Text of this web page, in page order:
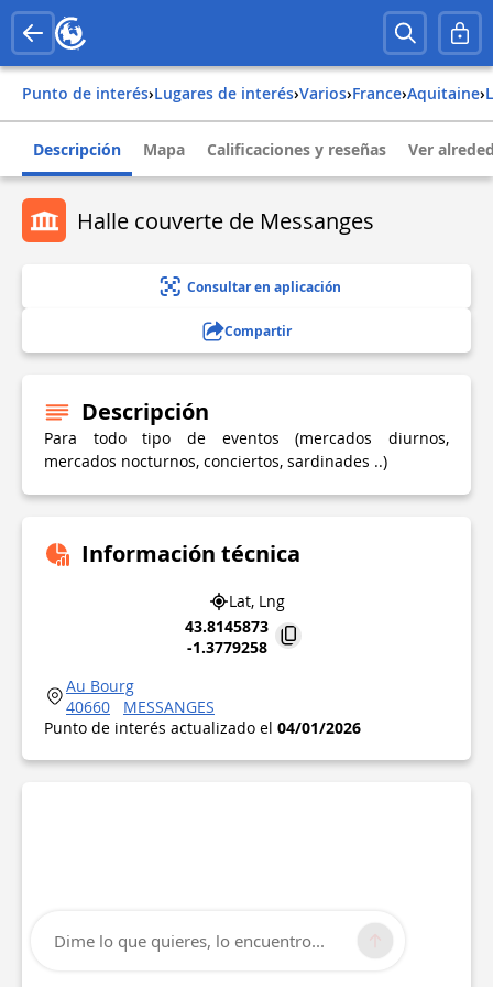
Punto de interés› Lugares de interés› Varios› france› aquitaine›
Descripción Mapa Calificaciones y reseñas Ver
Halle couverte de Messanges
Consultar en aplicación
Compartir
Descripción
Para todo tipo de eventos (mercados diurnos,
mercados nocturnos, conciertos, sardinades ..)
Información técnica
Lat, Lng
43.8145873
-1.3779258
Au Bourg
40660
MESSANGES
Punto de interés actualizado el 04/01/2026
Dime lo que quieres, lo encuentro...